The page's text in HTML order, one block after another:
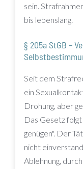
sein.
bis lebenslang.
§ 205a StGB –
Seit dem
ein
Drohung, aber
Das Gesetz
genügen". Der
nicht
Ablehnung,